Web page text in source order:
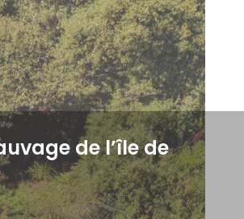
de l’île de